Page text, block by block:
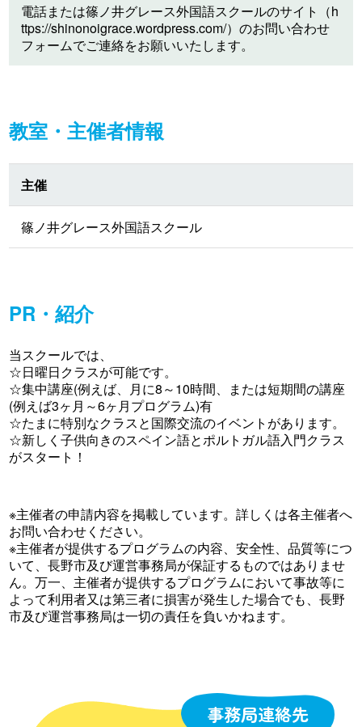
電話または篠ノ井グレース外国語スクールのサイト（h
ttps://shinonoigrace.wordpress.com/）のお問い合わせ
フォームでご連絡をお願いいたします。
教室・主催者情報
主催
篠ノ井グレース外国語スクール
PR・紹介
当スクールでは、
☆日曜日クラスが可能です。
☆集中講座(例えば、月に8～10時間、または短期間の講座
(例えば3ヶ月～6ヶ月プログラム)有
☆たまに特別なクラスと国際交流のイベントがあります。
☆新しく子供向きのスペイン語とポルトガル語入門クラス
がスタート！
※主催者の申請内容を掲載しています。詳しくは各主催者へ
お問い合わせください。
※主催者が提供するプログラムの内容、安全性、品質等につ
いて、長野市及び運営事務局が保証するものではありませ
ん。万一、主催者が提供するプログラムにおいて事故等に
よって利用者又は第三者に損害が発生した場合でも、長野
市及び運営事務局は一切の責任を負いかねます。
事務局連絡先